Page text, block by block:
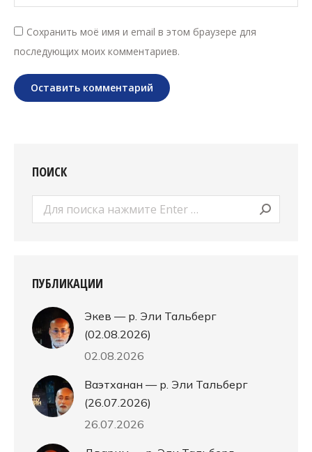
Сохранить моё имя и email в этом браузере для
последующих моих комментариев.
Оставить комментарий
ПОИСК
Поиск:
ПУБЛИКАЦИИ
Экев — р. Эли Тальберг
(02.08.2026)
02.08.2026
Ваэтханан — р. Эли Тальберг
(26.07.2026)
26.07.2026